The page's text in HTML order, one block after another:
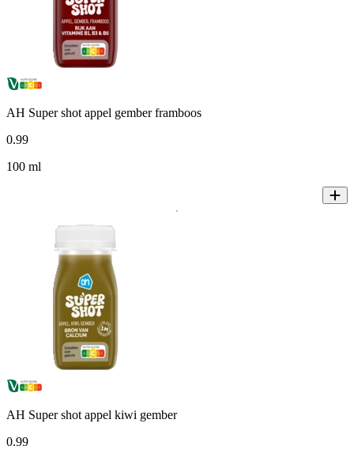
AH Super shot appel gember framboos
0.99
100 ml
AH Super shot appel kiwi gember
0.99